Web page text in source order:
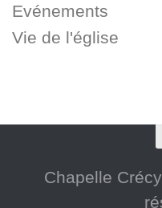
Evénements
Vie de l'église
Chapelle